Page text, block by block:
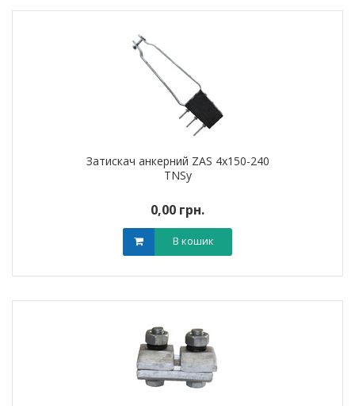
Затискач анкерний ZAS 4x150-240
TNSy
0,00 грн.
В кошик